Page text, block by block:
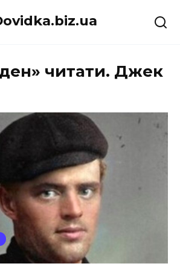
читати. Джек